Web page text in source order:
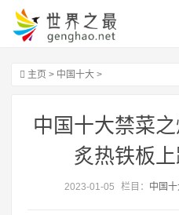
主页 > 中国十大 >
中国十大禁菜
炙热铁板
2023-01-05 栏目： 中国十